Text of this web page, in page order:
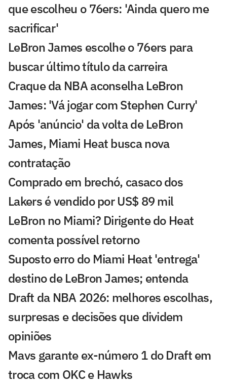
que escolheu o 76ers: 'Ainda quero me
sacrificar'
LeBron James escolhe o 76ers para
buscar último título da carreira
Craque da NBA aconselha LeBron
James: 'Vá jogar com Stephen Curry'
Após 'anúncio' da volta de LeBron
James, Miami Heat busca nova
contratação
Comprado em brechó, casaco dos
Lakers é vendido por US$ 89 mil
LeBron no Miami? Dirigente do Heat
comenta possível retorno
Suposto erro do Miami Heat 'entrega'
destino de LeBron James; entenda
Draft da NBA 2026: melhores escolhas,
surpresas e decisões que dividem
opiniões
Mavs garante ex-número 1 do Draft em
troca com OKC e Hawks